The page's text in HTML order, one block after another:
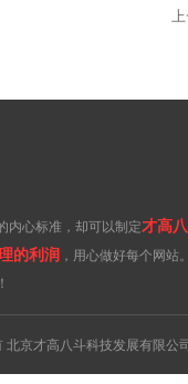
内心标准，却可以制定才高
的利润 ，用心做好每个网站
北京才高八斗科技发展有限公